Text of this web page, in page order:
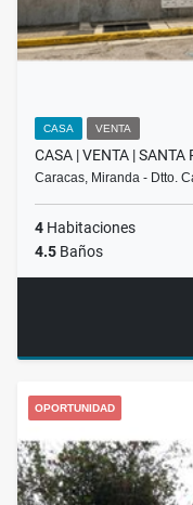
CASA VENTA
CASA | VENTA |
Caracas, Miranda - Dtto.
4 Habitaciones
4.5 Baños
OPORTUNIDAD